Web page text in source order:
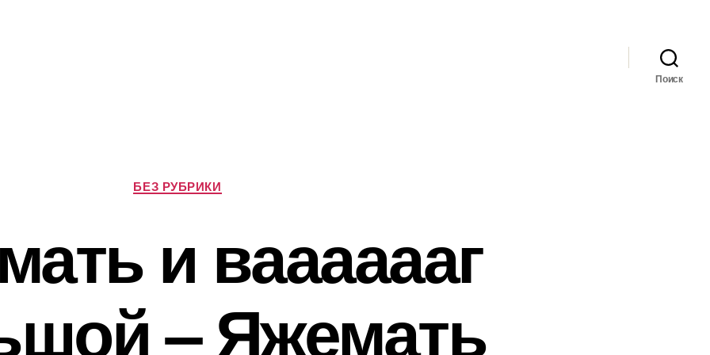
Поиск
Р
у
и
к
БЕЗ РУБРИКИ
и вааааааг
– Яжемать